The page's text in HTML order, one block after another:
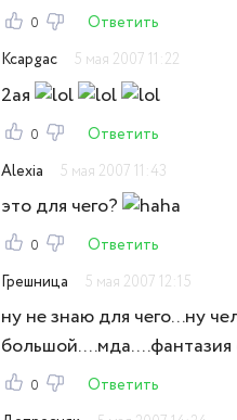
0
Ответить
Kcapgac
5 мая 2007 11:22
2ая
0
Ответить
Alexia
5 мая 2007 11:43
это для чего?
0
Ответить
Грешница
5 мая 2007 12:15
ну не знаю для чего...ну
большой....мда....фантазия
0
Ответить